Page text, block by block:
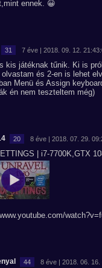
ennek. 😀
31 7 éve | 2018. 09. 12.
kis játéknak tűnik. Ki is
olvastam és 2-en is lehet
Menü és Assign
én nem teszteltem még)
20 8 éve | 2018. 07. 29.
| i7-7700K,GTX
44 8 éve | 2018. 06. 16.